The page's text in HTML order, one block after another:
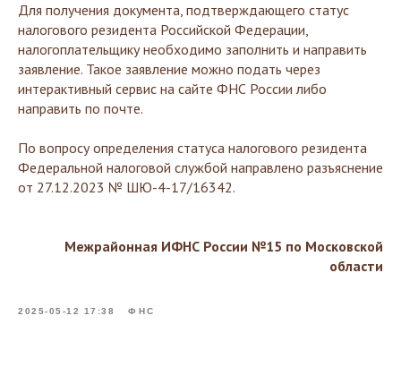
Для получения документа, подтверждающего статус
налогового резидента Российской Федерации,
налогоплательщику необходимо заполнить и направить
заявление. Такое заявление можно подать через
интерактивный сервис на сайте ФНС России либо
направить по почте.
По вопросу определения статуса налогового резидента
Федеральной налоговой службой направлено разъяснение
от 27.12.2023 № ШЮ-4-17/16342.
Межрайонная ИФНС России №15 по Московской
области
2025-05-12 17:38 ФНС